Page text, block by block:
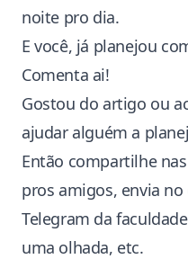
noite pro dia.
E você, já planejou
Comenta ai!
Gostou do artigo ou
ajudar alguém a
Então compartilhe
pros amigos, envia
Telegram da
uma olhada, etc.